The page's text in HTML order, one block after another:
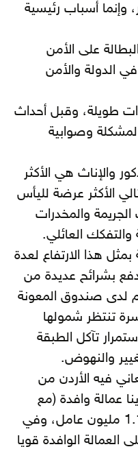
وإنما أسباب رئيسية
على الأمن
الدولة والأمن
طويلة، وقبل أحداث
وصوابية
والإناث هي الأكثر
الأكثر عرضة لليأس
الجريمة والمخدرات
العائلي.
بمثل هذا الارتفاع لعدة
بشرائح عديدة من
لدى صندوق المعونة
من 35 ألف أسرة تنتظر شمولها
تآكل الطبقة
والنهوض.
فيه الأردن من
عمالة وافدة (مع
الاحترام) باعداد كبيرة تتعدى 1.1 مليون عامل، وفي
الوافدة قويا